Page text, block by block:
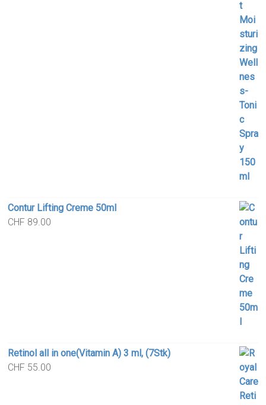
Contur Lifting Creme 50ml
CHF 89.00
Retinol all in one(Vitamin A) 3 ml, (7Stk)
CHF 55.00